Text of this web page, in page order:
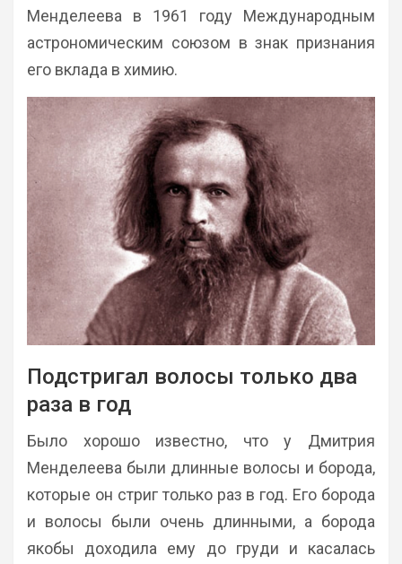
Менделеева в 1961 году Международным
астрономическим союзом в знак признания
его вклада в химию.
Подстригал волосы только два
раза в год
Было хорошо известно, что у Дмитрия
Менделеева были длинные волосы и борода,
которые он стриг только раз в год. Его борода
и волосы были очень длинными, а борода
якобы доходила ему до груди и касалась